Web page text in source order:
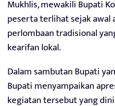
Mukhlis, mewakili Bupati
peserta terlihat sejak awal
perlombaan tradisional
kearifan lokal.
Dalam sambutan Bupati
Bupati menyampaikan
kegiatan tersebut yang